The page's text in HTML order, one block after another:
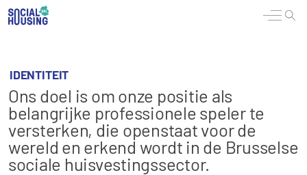
IDENTITEIT
Ons doel is om onze positie als
belangrijke professionele speler te
versterken, die openstaat voor de
wereld en erkend wordt in de Brusselse
sociale huisvestingssector.